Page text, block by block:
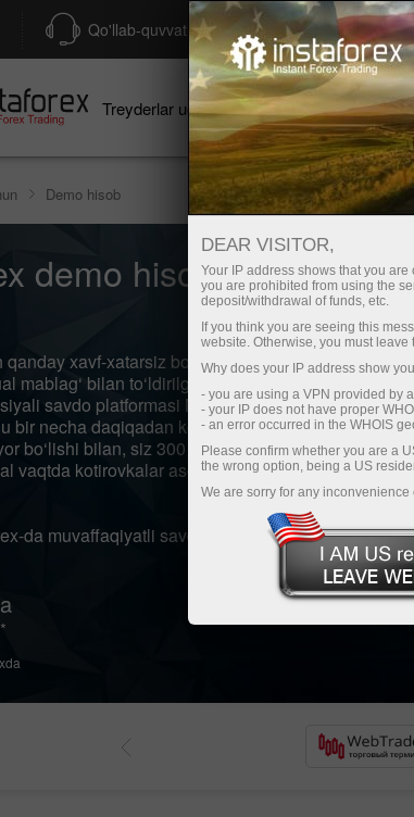
Qo'llab-quvvatlash Hisob-
Treyderlar uchun
Endi ish
boshlayotganlar
uchun
Demo hisob
demo hisobini
xavf-xatarsiz boshlash juda oson.
mablag‘ bilan to‘ldirilgan demo hisobini
savdo platformasi MetaTrader-da savdo
bir necha daqiqadan ko‘proq vaqt olmaydi.
bo‘lishi bilan, siz 300 dan ortiq moliyaviy
vaqtda kotirovkalar asosida savdo qila
da muvaffaqiyatli savdo qilish yo‘lidagi
DEAR VISITOR,
Your IP address shows that you
you are prohibited from using the
deposit/withdrawal of funds, etc.
If you think you are seeing this
website. Otherwise, you must
Why does your IP address show
- you are using a VPN provided by
- your IP does not have proper
- an error occurred in the WHOIS
Please confirm whether you are a
the wrong option, being a US
We are sorry for any